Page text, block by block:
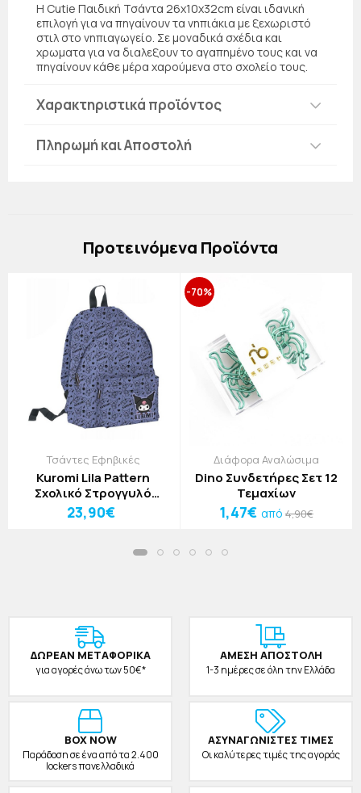
Η Cutie Παιδική Τσάντα 26x10x32cm είναι ιδανική
επιλογή για να πηγαίνουν τα νηπιάκια με ξεχωριστό
στιλ στο νηπιαγωγείο. Σε μοναδικά σχέδια και
χρωματα για να διαλεξουν το αγαπημένο τους και να
πηγαίνουν κάθε μέρα χαρούμενα στο σχολείο τους.
Χαρακτηριστικά προϊόντος
Πληρωμή και Αποστολή
Πρoτεινόμενα Προϊόντα
Τσάντες Εφηβικές
Kuromi Lila Pattern
Σχολικό Στρογγυλό
Σακίδιο Λιλά
30x15x40cm
23,90€
-70%
Διάφορα Αναλώσιμα
Dino Συνδετήρες Σετ 12
Τεμαχίων
1,47€ από 4,90€
ΔΩΡΕAΝ ΜΕΤΑΦΟΡΙΚΑ
για αγορές άνω των 50€*
ΑΜΕΣΗ ΑΠΟΣΤΟΛΗ
1-3 ημέρες σε όλη την Ελλάδα
BOX NOW
Παράδοση σε ένα από τα 2.400
lockers πανελλαδικά
ΑΣΥΝΑΓΩΝΙΣΤΕΣ ΤΙΜΕΣ
Οι καλύτερες τιμές της αγοράς